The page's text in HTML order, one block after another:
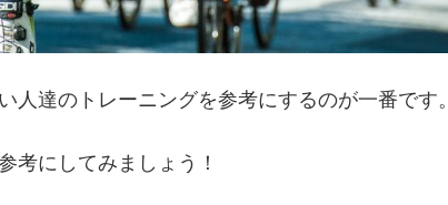
達のトレーニングを参考にするのが一番です。
考にしてみましょう！